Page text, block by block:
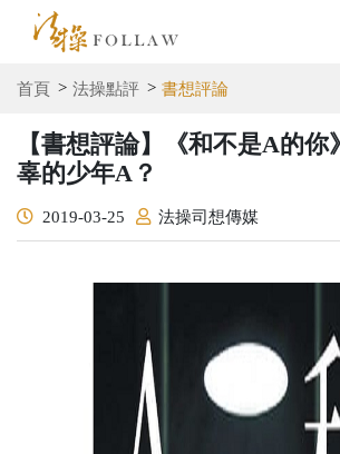
首頁 法操點評 書想評論
【書想評論】《和不是A的
辜的少年A？
2019-03-25 法操司想傳媒